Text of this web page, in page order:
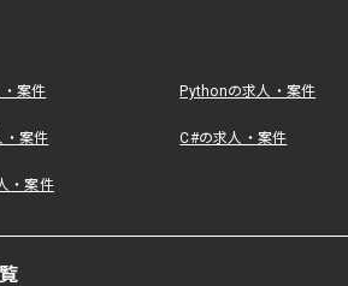
・案件 Pythonの求人・案件
・案件 C#の求人・案件
・案件